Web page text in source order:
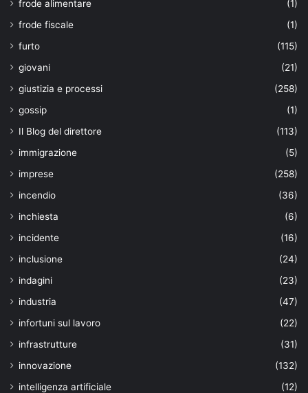
frode alimentare
(1)
frode fiscale
(1)
furto
(115)
giovani
(21)
giustizia e processi
(258)
gossip
(1)
Il Blog del direttore
(113)
immigrazione
(5)
imprese
(258)
incendio
(36)
inchiesta
(6)
incidente
(16)
inclusione
(24)
indagini
(23)
industria
(47)
infortuni sul lavoro
(22)
infrastrutture
(31)
innovazione
(132)
intelligenza artificiale
(12)